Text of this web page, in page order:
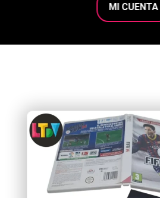
MI CUENTA